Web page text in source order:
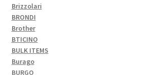
Brizzolari
BRONDI
Brother
BTICINO
BULK ITEMS
Burago
BURGO